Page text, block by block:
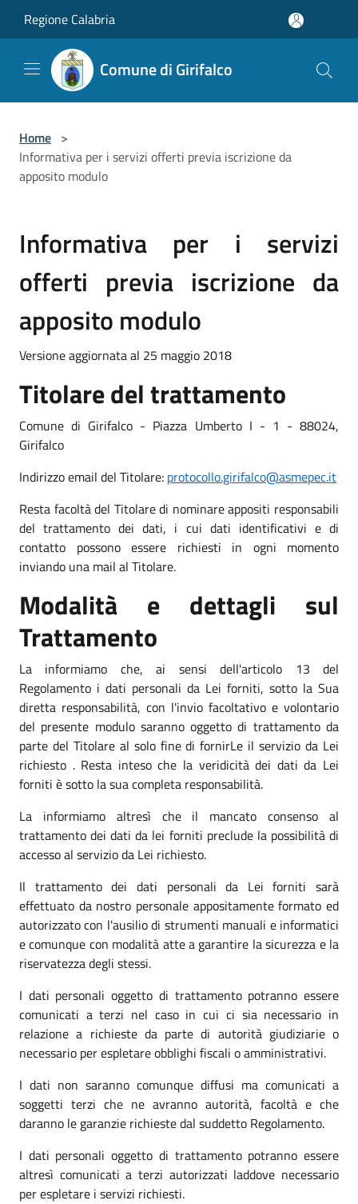
Regione Calabria
Comune di Girifalco
Home >
Informativa per i servizi offerti previa iscrizione da
apposito modulo
Informativa per i servizi
offerti previa iscrizione da
apposito modulo
Versione aggiornata al 25 maggio 2018
Titolare del trattamento
Comune di Girifalco - Piazza Umberto I - 1 - 88024,
Girifalco
Indirizzo email del Titolare: protocollo.girifalco@asmepec.it
Resta facoltà del Titolare di nominare appositi responsabili
del trattamento dei dati, i cui dati identificativi e di
contatto possono essere richiesti in ogni momento
inviando una mail al Titolare.
Modalità e dettagli sul
Trattamento
La informiamo che, ai sensi dell'articolo 13 del
Regolamento i dati personali da Lei forniti, sotto la Sua
diretta responsabilità, con l'invio facoltativo e volontario
del presente modulo saranno oggetto di trattamento da
parte del Titolare al solo fine di fornirLe il servizio da Lei
richiesto . Resta inteso che la veridicità dei dati da Lei
forniti è sotto la sua completa responsabilità.
La informiamo altresì che il mancato consenso al
trattamento dei dati da lei forniti preclude la possibilità di
accesso al servizio da Lei richiesto.
Il trattamento dei dati personali da Lei forniti sarà
effettuato da nostro personale appositamente formato ed
autorizzato con l'ausilio di strumenti manuali e informatici
e comunque con modalità atte a garantire la sicurezza e la
riservatezza degli stessi.
I dati personali oggetto di trattamento potranno essere
comunicati a terzi nel caso in cui ci sia necessario in
relazione a richieste da parte di autorità giudiziarie o
necessario per espletare obblighi fiscali o amministrativi.
I dati non saranno comunque diffusi ma comunicati a
soggetti terzi che ne avranno autorità, facoltà e che
daranno le garanzie richieste dal suddetto Regolamento.
I dati personali oggetto di trattamento potranno essere
altresì comunicati a terzi autorizzati laddove necessario
per espletare i servizi richiesti.